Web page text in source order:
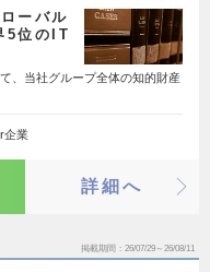
ーバル
5位のIT
、当社グループ全体の知的財産
企業
詳細へ
掲載期間 26/07/29～26/08/11